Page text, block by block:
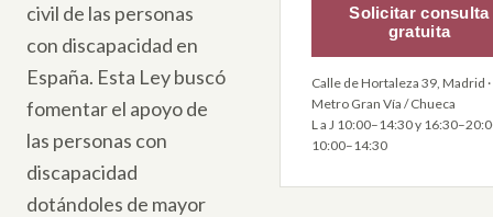
civil de las personas
con discapacidad en
España. Esta Ley buscó
fomentar el apoyo de
las personas con
discapacidad
dotándoles de mayor
Solicitar consulta
gratuita
Calle de Hortaleza 39, Madrid ·
Metro Gran Vía / Chueca
L a J 10:00–14:30 y
10:00–14:30